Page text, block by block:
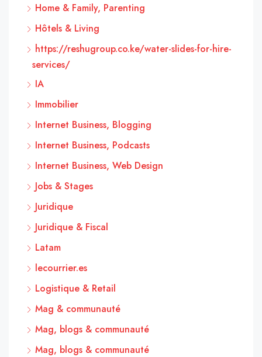
Home & Family, Parenting
Hôtels & Living
https://reshugroup.co.ke/water-slides-for-hire-
services/
IA
Immobilier
Internet Business, Blogging
Internet Business, Podcasts
Internet Business, Web Design
Jobs & Stages
Juridique
Juridique & Fiscal
Latam
lecourrier.es
Logistique & Retail
Mag & communauté
Mag, blogs & communauté
Mag, blogs & communauté